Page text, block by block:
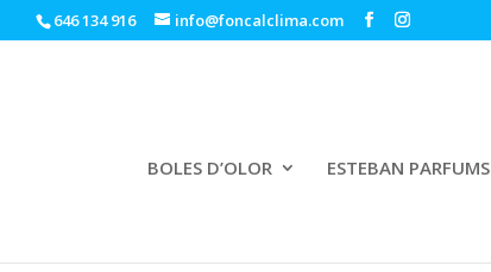
646 134 916 info@foncalclima.com
BOLES D’OLOR ESTEBAN PARFUMS